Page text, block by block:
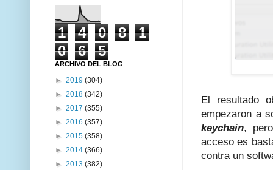
El resultado
empezaron a
keychain,
acceso es
contra un
1 4 0 8
1
0
6 5
ARCHIVO DEL BLOG
► 2019 (304)
► 2018 (342)
► 2017 (355)
► 2016 (357)
► 2015 (358)
► 2014 (366)
► 2013 (382)